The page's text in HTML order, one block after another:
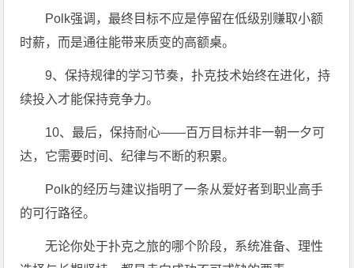
Polk强调，最终目标不应是停留在低级别赚取小额
时薪，而是通往能带来质变的高额桌。
9、保持规律的学习节奏，扑克技术始终在进化，持
续投入才能保持竞争力。
10、最后，保持耐心——百万目标并非一朝一夕可
达，它需要时间、纪律与不断的积累。
Polk的经历与建议指明了一条从爱好者到职业高手
的可行路径。
无论你处于扑克之旅的哪个阶段，系统准备、理性